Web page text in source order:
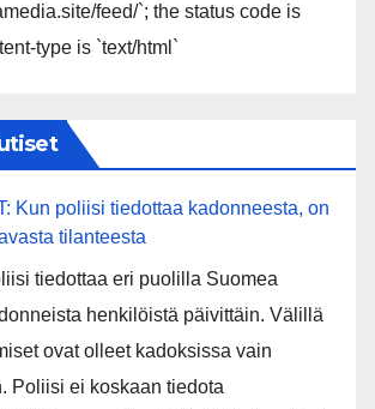
feed/`; the status code is
type is `text/html`
Kun poliisi tiedottaa kadonneesta, on
tilanteesta
tiedottaa eri puolilla Suomea
henkilöistä päivittäin. Välillä
ovat olleet kadoksissa vain
Poliisi ei koskaan tiedota